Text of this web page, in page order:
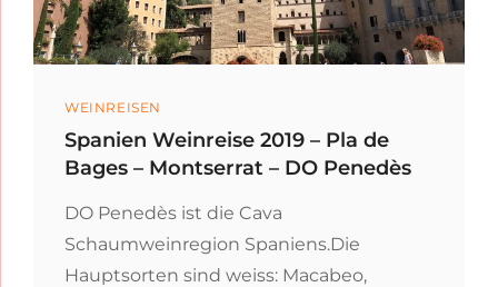
Categories
WEINREISEN
Spanien Weinreise 2019 – Pla de
Bages – Montserrat – DO Penedès
DO Penedès ist die Cava
Schaumweinregion Spaniens.Die
Hauptsorten sind weiss: Macabeo,